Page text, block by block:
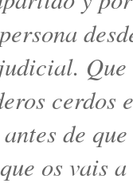
cerdos
de
os vais